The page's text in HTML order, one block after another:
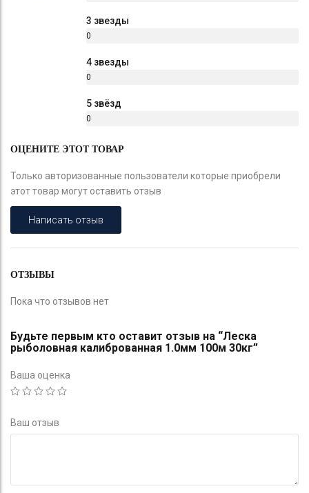
3 звезды
0
4 звезды
0
5 звёзд
0
ОЦЕНИТЕ ЭТОТ ТОВАР
Только авторизованные пользователи которые приобрели
этот товар могут оставить отзыв
Написать отзыв
ОТЗЫВЫ
Пока что отзывов нет
Будьте первым кто оставит отзыв на “Леска
рыболовная калиброванная 1.0мм 100м 30кг”
Ваша оценка
Ваш отзыв